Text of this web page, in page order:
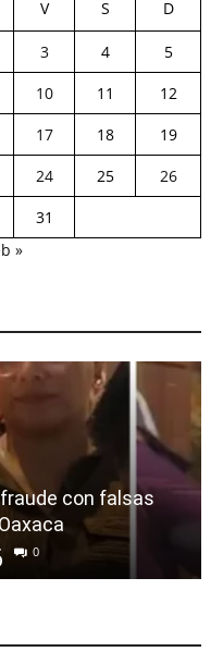
V S D
3 4
5
10 11
12
17 18
19
24 25
26
31
»
con falsas
0